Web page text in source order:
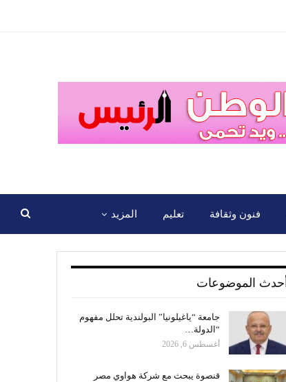
فنون وثقافة تعليم المزيد
أحدث الموضوعات
جامعة “ياغيلونيا” البولندية تحلل مفهوم
“الدولة…
أغسطس 6, 2026
قنصوة يبحث مع شركة هواوي مصر